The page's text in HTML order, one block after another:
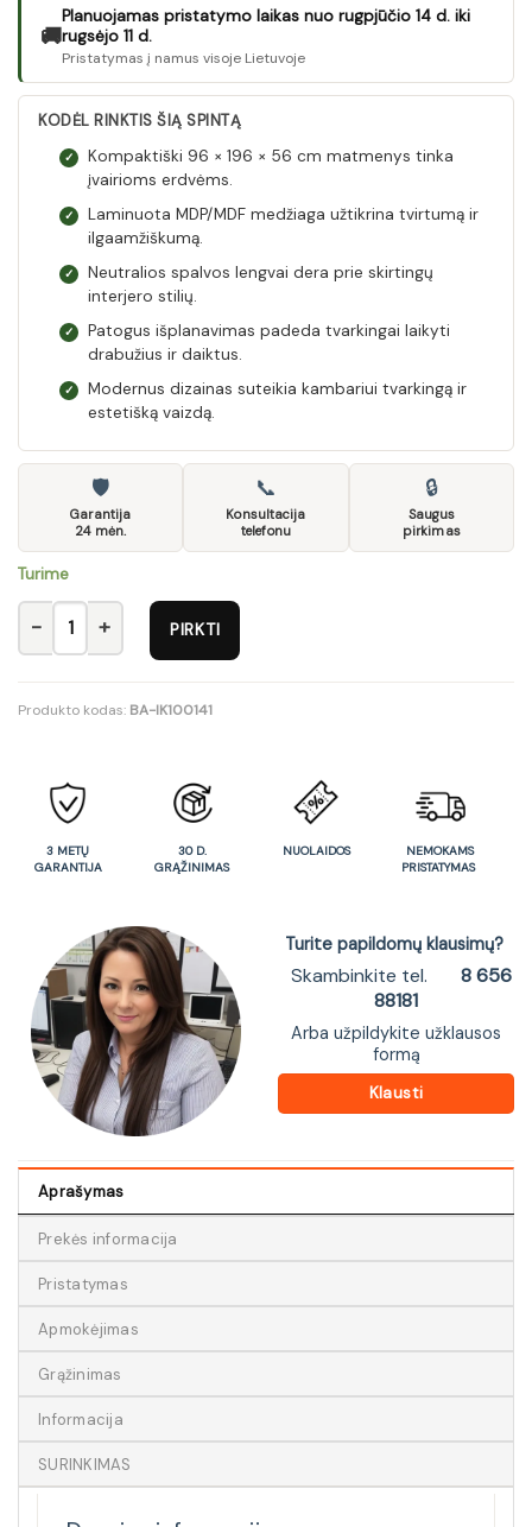
🚚
Planuojamas pristatymo laikas nuo rugpjūčio 14 d. iki
rugsėjo 11 d.
Pristatymas į namus visoje Lietuvoje
KODĖL RINKTIS ŠIĄ SPINTĄ
✓
Kompaktiški 96 × 196 × 56 cm matmenys tinka
įvairioms erdvėms.
✓
Laminuota MDP/MDF medžiaga užtikrina tvirtumą ir
ilgaamžiškumą.
✓
Neutralios spalvos lengvai dera prie skirtingų
interjero stilių.
✓
Patogus išplanavimas padeda tvarkingai laikyti
drabužius ir daiktus.
✓
Modernus dizainas suteikia kambariui tvarkingą ir
estetišką vaizdą.
🛡
Garantija
24 mėn.
📞
Konsultacija
telefonu
🔒
Saugus
pirkimas
Turime
produkto kiekis: GR9 Spinta EUR
PIRKTI
Produkto kodas: BA-IK100141
3 METŲ
GARANTIJA
30 D.
GRĄŽINIMAS
NUOLAIDOS
NEMOKAMS
PRISTATYMAS
Turite papildomų klausimų?
Skambinkite tel.
8 656
88181
Arba užpildykite užklausos
formą
Klausti
Aprašymas
Prekės informacija
Pristatymas
Apmokėjimas
Grąžinimas
Informacija
SURINKIMAS